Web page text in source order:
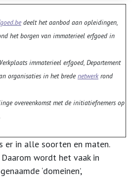
deelt het aanbod aan opleidingen,
het borgen van immaterieel erfgoed in
immaterieel erfgoed, Departement
organisaties in het brede netwerkrond
overeenkomst met de initiatiefnemers op
er in alle soorten en maten.
wordt het vaak in
‘domeinen’,